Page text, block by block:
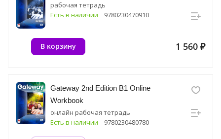
рабочая тетрадь
Есть в наличии
9780230470910
1 560 ₽
В корзину
Gateway 2nd Edition B1 Online
Workbook
онлайн рабочая тетрадь
Есть в наличии
9780230480780